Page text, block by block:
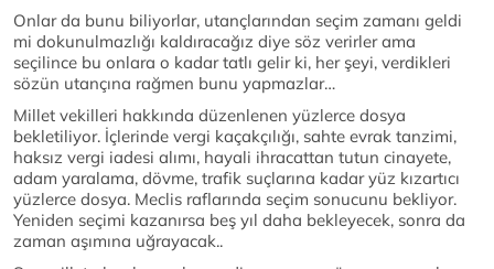
Onlar da bunu biliyorlar, utançlarından seçim zamanı geldi
mi dokunulmazlığı kaldıracağız diye söz verirler ama
seçilince bu onlara o kadar tatlı gelir ki, her şeyi, verdikleri
sözün utançına rağmen bunu yapmazlar…
Millet vekilleri hakkında düzenlenen yüzlerce dosya
bekletiliyor. İçlerinde vergi kaçakçılığı, sahte evrak tanzimi,
haksız vergi iadesi alımı, hayali ihracattan tutun cinayete,
adam yaralama, dövme, trafik suçlarına kadar yüz kızartıcı
yüzlerce dosya. Meclis raflarında seçim sonucunu bekliyor.
Yeniden seçimi kazanırsa beş yıl daha bekleyecek, sonra da
zaman aşımına uğrayacak..